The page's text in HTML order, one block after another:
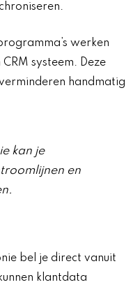
werken
systeem. Deze
handmatig
kan je
en
bel je direct vanuit
klantdata